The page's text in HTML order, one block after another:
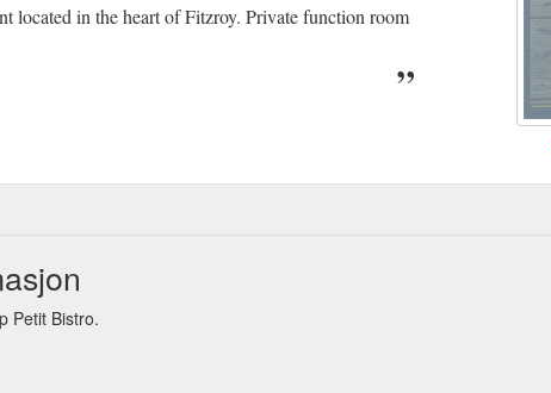
located in the heart of Fitzroy. Private function room
Petit Bistro.